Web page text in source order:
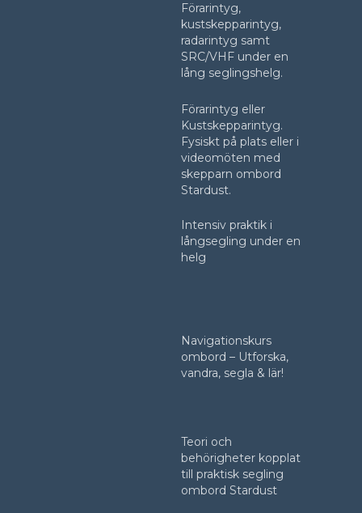
Förarintyg,
kustskepparintyg,
radarintyg samt
SRC/VHF under en
lång seglingshelg.
Förarintyg eller
Kustskepparintyg.
Fysiskt på plats eller i
videomöten med
skepparn ombord
Stardust.
Intensiv praktik i
långsegling under en
helg
Navigationskurs
ombord – Utforska,
vandra, segla & lär!
Teori och
behörigheter kopplat
till praktisk segling
ombord Stardust